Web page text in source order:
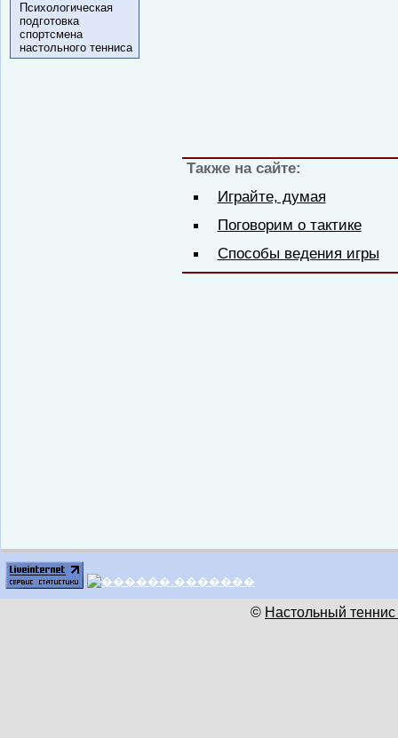
Психологическая
подготовка
спортсмена
настольного тенниса
Также на сайте:
Играйте, думая
Поговорим о тактике
Способы ведения игры
© Настольный